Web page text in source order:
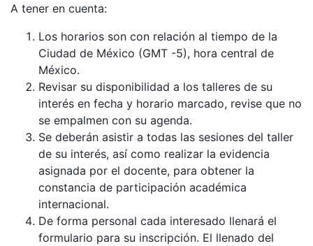
A tener en cuenta:
Los horarios son con relación al tiempo de la
Ciudad de México (GMT -5), hora central de
México.
Revisar su disponibilidad a los talleres de su
interés en fecha y horario marcado, revise que no
se empalmen con su agenda.
Se deberán asistir a todas las sesiones del taller
de su interés, así como realizar la evidencia
asignada por el docente, para obtener la
constancia de participación académica
internacional.
De forma personal cada interesado llenará el
formulario para su inscripción. El llenado del